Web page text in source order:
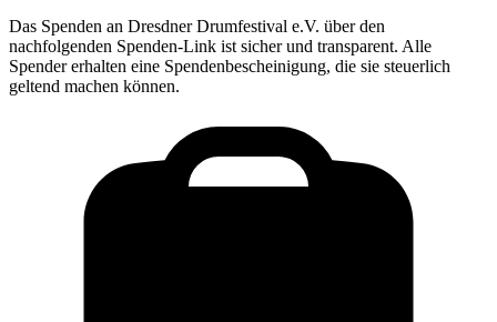
Das Spenden an Dresdner Drumfestival e.V. über den
nachfolgenden Spenden-Link ist sicher und transparent. Alle
Spender erhalten eine Spendenbescheinigung, die sie steuerlich
geltend machen können.